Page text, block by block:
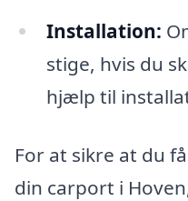
Installation:
stige, hvis du
hjælp til
For at sikre at du
din carport i